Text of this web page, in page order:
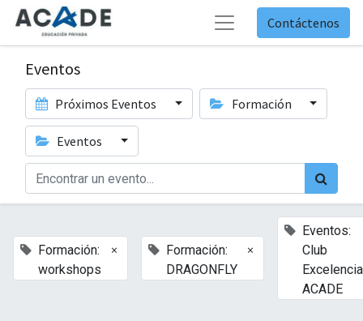
Contáctenos
Eventos
Próximos Eventos Formación
Eventos
Formación:
workshops
×
Formación:
DRAGONFLY
×
Eventos:
Club
Excelencia
ACADE